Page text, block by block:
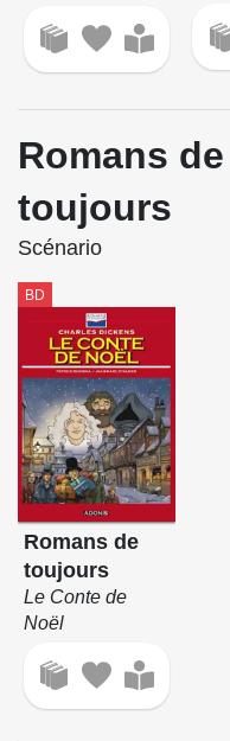
Romans de
toujours
Scénario
BD
Romans de
toujours
Le Conte de
Noël